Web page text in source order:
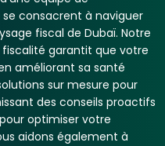
consacrent à naviguer
fiscal de Dubaï. Notre
garantit que votre
améliorant sa santé
sur mesure pour
des conseils proactifs
optimiser votre
aidons également à